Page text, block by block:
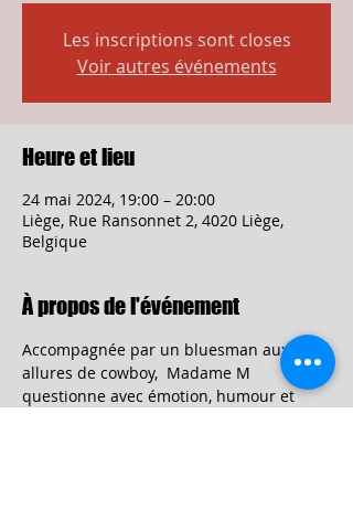
Les inscriptions sont closes
Voir autres événements
Heure et lieu
24 mai 2024, 19:00 – 20:00
Liège, Rue Ransonnet 2, 4020 Liège,
Belgique
À propos de l'événement
Accompagnée par un bluesman aux
allures de cowboy,  Madame M
questionne avec émotion, humour et